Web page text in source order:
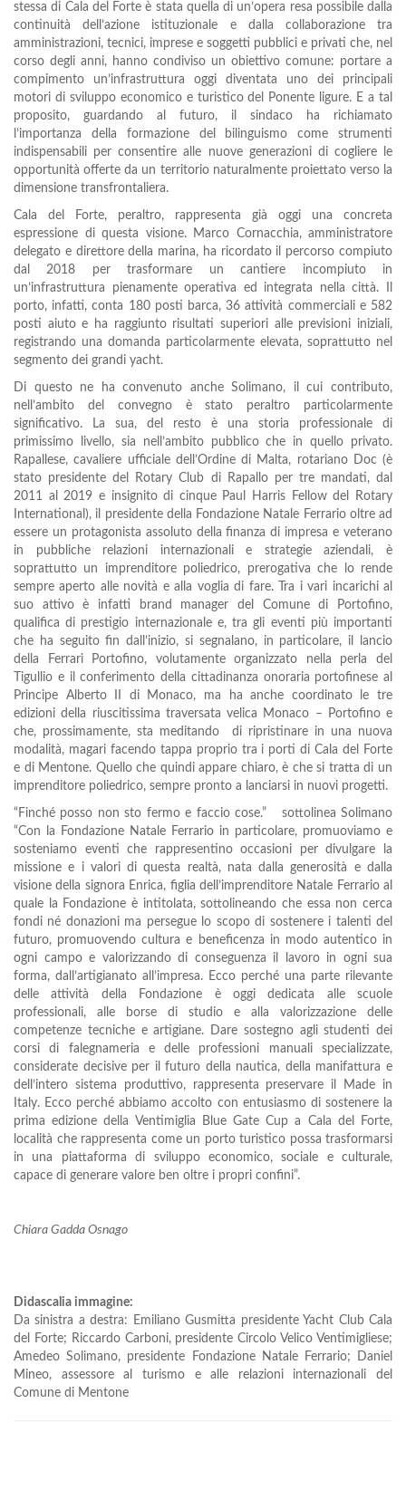
stessa di Cala del Forte è stata quella di un’opera resa possibile dalla
continuità dell’azione istituzionale e dalla collaborazione tra
amministrazioni, tecnici, imprese e soggetti pubblici e privati che, nel
corso degli anni, hanno condiviso un obiettivo comune: portare a
compimento un’infrastruttura oggi diventata uno dei principali
motori di sviluppo economico e turistico del Ponente ligure. E a tal
proposito, guardando al futuro, il sindaco ha richiamato
l’importanza della formazione del bilinguismo come strumenti
indispensabili per consentire alle nuove generazioni di cogliere le
opportunità offerte da un territorio naturalmente proiettato verso la
dimensione transfrontaliera.
Cala del Forte, peraltro, rappresenta già oggi una concreta
espressione di questa visione. Marco Cornacchia, amministratore
delegato e direttore della marina, ha ricordato il percorso compiuto
dal 2018 per trasformare un cantiere incompiuto in
un’infrastruttura pienamente operativa ed integrata nella città. Il
porto, infatti, conta 180 posti barca, 36 attività commerciali e 582
posti aiuto e ha raggiunto risultati superiori alle previsioni iniziali,
registrando una domanda particolarmente elevata, soprattutto nel
segmento dei grandi yacht.
Di questo ne ha convenuto anche Solimano, il cui contributo,
nell’ambito del convegno è stato peraltro particolarmente
significativo. La sua, del resto è una storia professionale di
primissimo livello, sia nell’ambito pubblico che in quello privato.
Rapallese, cavaliere ufficiale dell’Ordine di Malta, rotariano Doc (è
stato presidente del Rotary Club di Rapallo per tre mandati, dal
2011 al 2019 e insignito di cinque Paul Harris Fellow del Rotary
International), il presidente della Fondazione Natale Ferrario oltre ad
essere un protagonista assoluto della finanza di impresa e veterano
in pubbliche relazioni internazionali e strategie aziendali, è
soprattutto un imprenditore poliedrico, prerogativa che lo rende
sempre aperto alle novità e alla voglia di fare. Tra i vari incarichi al
suo attivo è infatti brand manager del Comune di Portofino,
qualifica di prestigio internazionale e, tra gli eventi più importanti
che ha seguito fin dall’inizio, si segnalano, in particolare, il lancio
della Ferrari Portofino, volutamente organizzato nella perla del
Tigullio e il conferimento della cittadinanza onoraria portofinese al
Principe Alberto II di Monaco, ma ha anche coordinato le tre
edizioni della riuscitissima traversata velica Monaco – Portofino e
che, prossimamente, sta meditando di ripristinare in una nuova
modalità, magari facendo tappa proprio tra i porti di Cala del Forte
e di Mentone. Quello che quindi appare chiaro, è che si tratta di un
imprenditore poliedrico, sempre pronto a lanciarsi in nuovi progetti.
“Finché posso non sto fermo e faccio cose.” sottolinea Solimano
“Con la Fondazione Natale Ferrario in particolare, promuoviamo e
sosteniamo eventi che rappresentino occasioni per divulgare la
missione e i valori di questa realtà, nata dalla generosità e dalla
visione della signora Enrica, figlia dell’imprenditore Natale Ferrario al
quale la Fondazione è intitolata, sottolineando che essa non cerca
fondi né donazioni ma persegue lo scopo di sostenere i talenti del
futuro, promuovendo cultura e beneficenza in modo autentico in
ogni campo e valorizzando di conseguenza il lavoro in ogni sua
forma, dall’artigianato all’impresa. Ecco perché una parte rilevante
delle attività della Fondazione è oggi dedicata alle scuole
professionali, alle borse di studio e alla valorizzazione delle
competenze tecniche e artigiane. Dare sostegno agli studenti dei
corsi di falegnameria e delle professioni manuali specializzate,
considerate decisive per il futuro della nautica, della manifattura e
dell’intero sistema produttivo, rappresenta preservare il Made in
Italy. Ecco perché abbiamo accolto con entusiasmo di sostenere la
prima edizione della Ventimiglia Blue Gate Cup a Cala del Forte,
località che rappresenta come un porto turistico possa trasformarsi
in una piattaforma di sviluppo economico, sociale e culturale,
capace di generare valore ben oltre i propri confini”.
Chiara Gadda Osnago
Didascalia immagine:
Da sinistra a destra: Emiliano Gusmitta presidente Yacht Club Cala
del Forte; Riccardo Carboni, presidente Circolo Velico Ventimigliese;
Amedeo Solimano, presidente Fondazione Natale Ferrario; Daniel
Mineo, assessore al turismo e alle relazioni internazionali del
Comune di Mentone